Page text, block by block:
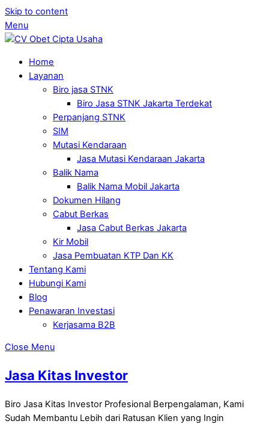
Skip to content
Menu
Home
Layanan
Biro jasa STNK
Biro Jasa STNK Jakarta Terdekat
Perpanjang STNK
SIM
Mutasi Kendaraan
Jasa Mutasi Kendaraan Jakarta
Balik Nama
Balik Nama Mobil Jakarta
Dokumen Hilang
Cabut Berkas
Jasa Cabut Berkas Jakarta
Kir Mobil
Jasa Pembuatan KTP Dan KK
Tentang Kami
Hubungi Kami
Blog
Penawaran Investasi
Kerjasama B2B
Close Menu
Jasa Kitas Investor
Biro Jasa Kitas Investor Profesional Berpengalaman, Kami
Sudah Membantu Lebih dari Ratusan Klien yang Ingin